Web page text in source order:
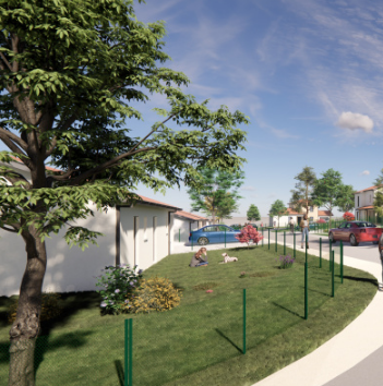
Critères supplémentaires
Piscine Parking Terrasse